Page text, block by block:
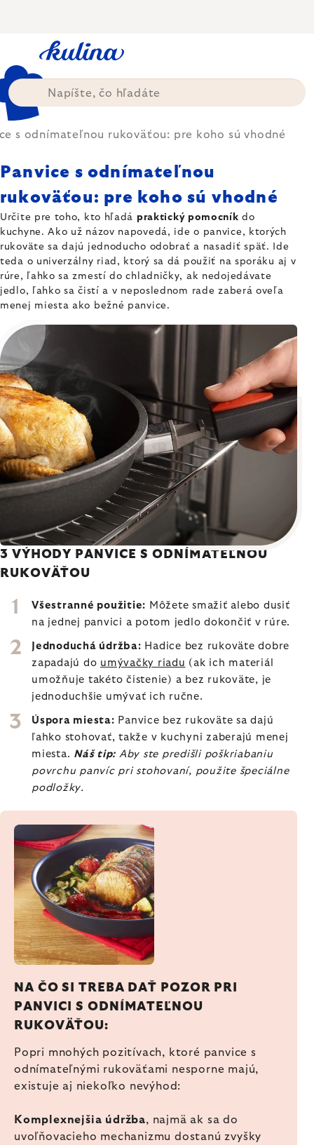
s odnímateľnou rukoväťou: pre koho sú vhodné
Panvice s odnímateľnou
rukoväťou: pre koho sú vhodné
Určite pre toho, kto hľadá praktický pomocník do
kuchyne. Ako už názov napovedá, ide o panvice, ktorých
rukoväte sa dajú jednoducho odobrať a nasadiť späť. Ide
teda o univerzálny riad, ktorý sa dá použiť na sporáku aj v
rúre, ľahko sa zmestí do chladničky, ak nedojedávate
jedlo, ľahko sa čistí a v neposlednom rade zaberá oveľa
menej miesta ako bežné panvice.
3 VÝHODY PANVICE S ODNÍMATEĽNOU
RUKOVÄŤOU
Všestranné použitie: Môžete smažiť alebo dusiť
na jednej panvici a potom jedlo dokončiť v rúre.
Jednoduchá údržba: Hadice bez rukoväte dobre
zapadajú do umývačky riadu (ak ich materiál
umožňuje takéto čistenie) a bez rukoväte, je
jednoduchšie umývať ich ručne.
Úspora miesta: Panvice bez rukoväte sa dajú
ľahko stohovať, takže v kuchyni zaberajú menej
miesta. Náš tip: Aby ste predišli poškriabaniu
povrchu panvíc pri stohovaní, použite špeciálne
podložky.
NA ČO SI TREBA DAŤ POZOR PRI
PANVICI S ODNÍMATEĽNOU
RUKOVÄŤOU:
Popri mnohých pozitívach, ktoré panvice s
odnímateľnými rukoväťami nesporne majú,
existuje aj niekoľko nevýhod:
Komplexnejšia údržba, najmä ak sa do
uvoľňovacieho mechanizmu dostanú zvyšky